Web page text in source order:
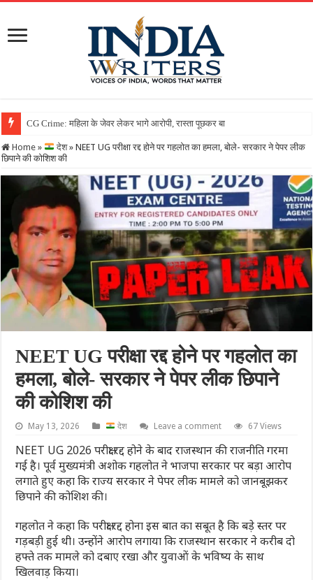
Home » देश » NEET UG परीक्षा रद्द होने पर गहलोत का हमला, बोले- सरकार ने पेपर लीक
छिपाने की कोशिश की
NEET UG परीक्षा रद्द होने पर गहलोत का
हमला, बोले- सरकार ने पेपर लीक छिपाने
की कोशिश की
May 13, 2026 देश Leave a comment 67 Views
NEET UG 2026 परीक्षा रद्द होने के बाद राजस्थान की राजनीति गरमा
गई है। पूर्व मुख्यमंत्री अशोक गहलोत ने भाजपा सरकार पर बड़ा आरोप
लगाते हुए कहा कि राज्य सरकार ने पेपर लीक मामले को जानबूझकर
छिपाने की कोशिश की।
गहलोत ने कहा कि परीक्षा रद्द होना इस बात का सबूत है कि बड़े स्तर पर
गड़बड़ी हुई थी। उन्होंने आरोप लगाया कि राजस्थान सरकार ने करीब दो
हफ्ते तक मामले को दबाए रखा और युवाओं के भविष्य के साथ
खिलवाड़ किया।